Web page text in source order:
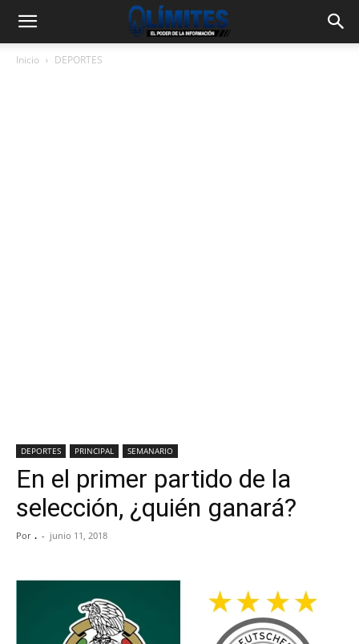
Inicio DEPORTES
DEPORTES PRINCIPAL SEMANARIO
En el primer partido de la
selección, ¿quién ganará?
Por . - junio 11, 2018